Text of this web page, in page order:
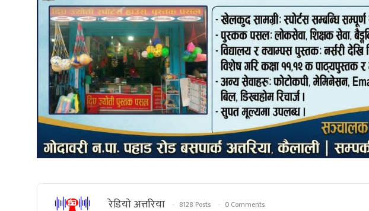
रेडियाे अत्तरिया 8128 Posts 0 Comments